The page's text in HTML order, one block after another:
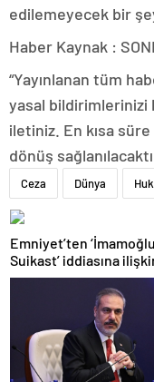
edilemeyecek bir
Haber Kaynak :
“Yayınlanan tüm
yasal bildirimlerinizi
iletiniz. En kısa
dönüş
Ceza Dünya
Emniyet’ten
Suikast’ iddiasına
açıklama